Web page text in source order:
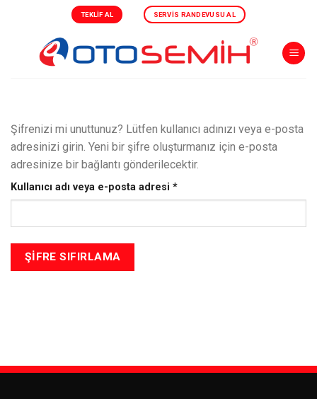
TEKLIF AL SERVIS RANDEVUSU AL
Şifrenizi mi unuttunuz? Lütfen kullanıcı adınızı veya e-posta
adresinizi girin. Yeni bir şifre oluşturmanız için e-posta
adresinize bir bağlantı gönderilecektir.
Kullanıcı adı veya e-posta adresi *Gerekli
ŞIFRE SIFIRLAMA